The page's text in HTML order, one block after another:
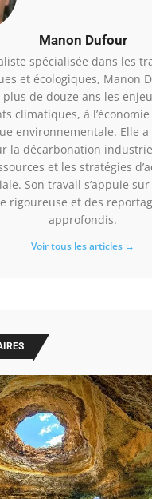
Manon Dufour
spécialisée dans les
et écologiques, Manon
de douze ans les
climatiques, à
environnementale. Elle
la décarbonation
et les stratégies
Son travail s’appuie
rigoureuse et des
approfondis.
Voir tous les articles →